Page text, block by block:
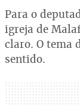
Para o
igreja de
claro. O tema
sentido.